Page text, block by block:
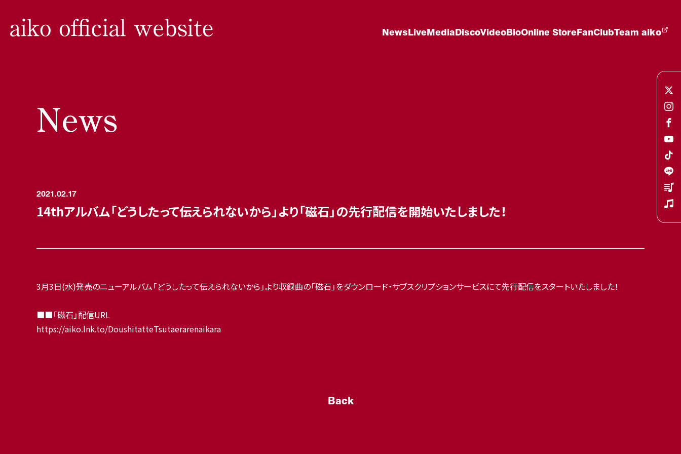
NewsLiveMediaDiscoVideoBioOnline StoreFanClubTeam aiko
News
2021.02.17
14thアルバム「どうしたって伝えられないから」より「磁石」の先行配信を開始いたしました！
3月3日(水)発売のニューアルバム「どうしたって伝えられないから」より収録曲の「磁石」をダウンロード・サブスクリプションサービスにて先行配信をスタートいたしました！
■■「磁石」配信URL
https://aiko.lnk.to/DoushitatteTsutaerarenaikara
Back